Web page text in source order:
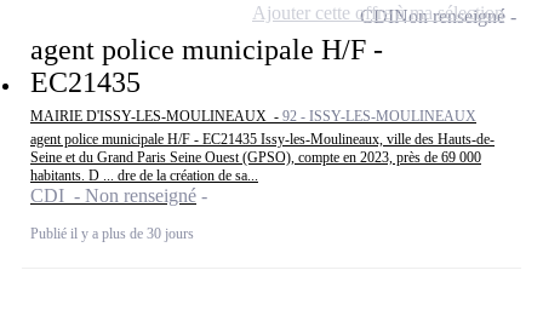
agent police municipale H/F -
EC21435
MAIRIE D'ISSY-LES-MOULINEAUX - 92 - ISSY-LES-MOULINEAUX
agent police municipale H/F - EC21435 Issy-les-Moulineaux, ville des Hauts-de-
Seine et du Grand Paris Seine Ouest (GPSO), compte en 2023, près de 69 000
habitants. D ... dre de la création de sa...
CDI - Non renseigné
Publié il y a plus de 30 jours
CDINon renseigné
Ajouter cette offre à ma sélection